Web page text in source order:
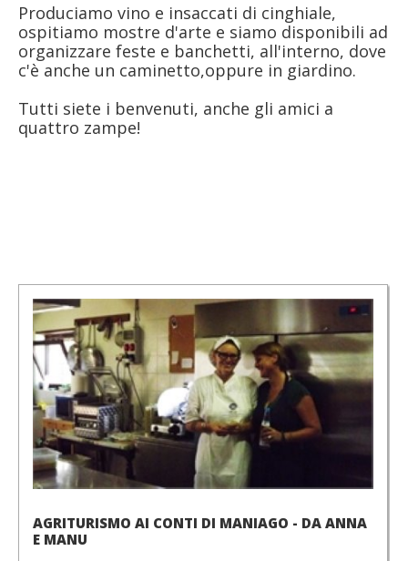
Produciamo vino e insaccati di cinghiale,
ospitiamo mostre d'arte e siamo disponibili ad
organizzare feste e banchetti, all'interno, dove
c'è anche un caminetto,oppure in giardino.
Tutti siete i benvenuti, anche gli amici a
quattro zampe!
AGRITURISMO AI CONTI DI MANIAGO - DA ANNA
E MANU